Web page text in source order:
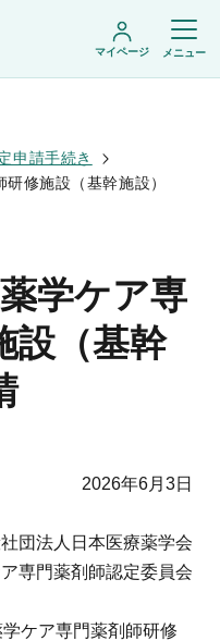
マイページ メニュー
申請手続き
修施設（基幹施設）
学ケア専
設（基幹
2026年6月3日
団法人日本医療薬学会
専門薬剤師認定委員会
ケア専門薬剤師研修